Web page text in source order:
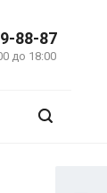
88-87
до 18:00